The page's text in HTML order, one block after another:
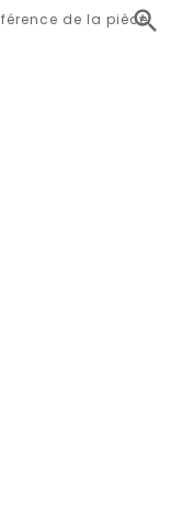

de la pièce